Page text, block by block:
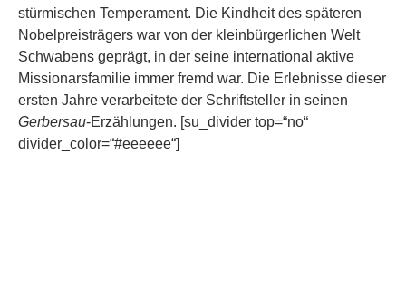
stürmischen Temperament. Die Kindheit des späteren
Nobelpreisträgers war von der kleinbürgerlichen Welt
Schwabens geprägt, in der seine international aktive
Missionarsfamilie immer fremd war. Die Erlebnisse dieser
ersten Jahre verarbeitete der Schriftsteller in seinen
Gerbersau-Erzählungen. [su_divider top=“no“
divider_color=“#eeeeee“]